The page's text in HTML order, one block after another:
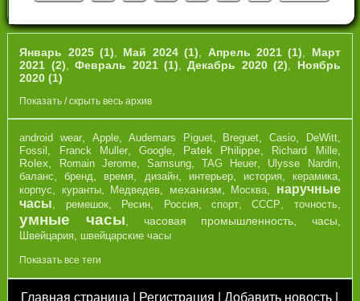
Январь 2025 (1) Май 2024 (1) Апрель 2021 (1)
Март
2021 (2) ,Февраль 2021 (1) ,Декабрь 2020 (2)
Ноябрь
2020 (1)
Показать / скрыть весь архив
android wear, Apple,Audemars Piguet, Breguet,Casio, DeWitt,
Fossil , Franck Muller, Google, Patek Philippe, Richard Mille,
Rolex, Romain Jerome, Samsung,TAG Heuer, Ulysse Nardin,
баланс,бренд, время, дизайн, интерьер, история, керамика,
корпус, куранты, Медведев, механизм, Москва, наручные
часы, ремешок, Ресин, Россия, спорт,СССР, точность,
умные часы, часовая промышленность, часы,
Швейцария, швейцарские часы
Показать все теги
Главная страница Регистрация |Добавить новость